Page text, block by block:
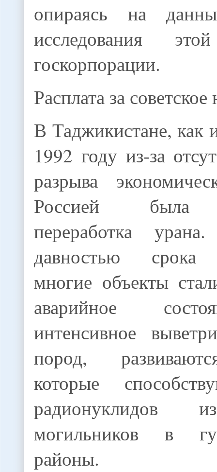
опираясь на
исследования
госкорпорации.
Расплата за советское
В Таджикистане, как
1992 году из-за
разрыва
Россией была
переработка
давностью срока
многие объекты
аварийное
интенсивное
пород,
которые
радионуклидов
могильников в
районы.